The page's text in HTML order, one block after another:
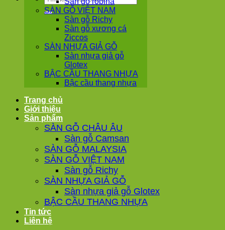
kiếm:
SÀN GỖ VIỆT NAM
Sàn gỗ Richy
Sàn gỗ xương cá
Ziccos
SÀN NHỰA GIẢ GỖ
Sàn nhựa giả gỗ
Glotex
BẬC CẦU THANG NHỰA
Bậc cầu thang nhựa
Trang chủ
Giới thiệu
Sản phẩm
SÀN GỖ CHÂU ÂU
Sàn gỗ Camsan
SÀN GỖ MALAYSIA
SÀN GỖ VIỆT NAM
Sàn gỗ Richy
SÀN NHỰA GIẢ GỖ
Sàn nhựa giả gỗ Glotex
BẬC CẦU THANG NHỰA
Tin tức
Liên hệ